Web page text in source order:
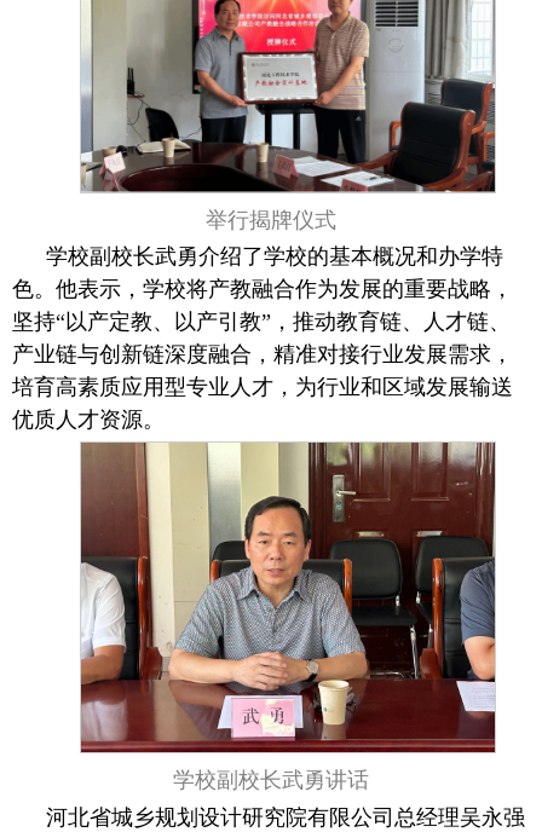
举行揭牌仪式
学校副校长武勇介绍了学校的基本概况和办学特
色。他表示，学校将产教融合作为发展的重要战略，
坚持“以产定教、以产引教”，推动教育链、人才链、
产业链与创新链深度融合，精准对接行业发展需求，
培育高素质应用型专业人才，为行业和区域发展输送
优质人才资源。
学校副校长武勇讲话
河北省城乡规划设计研究院有限公司总经理吴永强